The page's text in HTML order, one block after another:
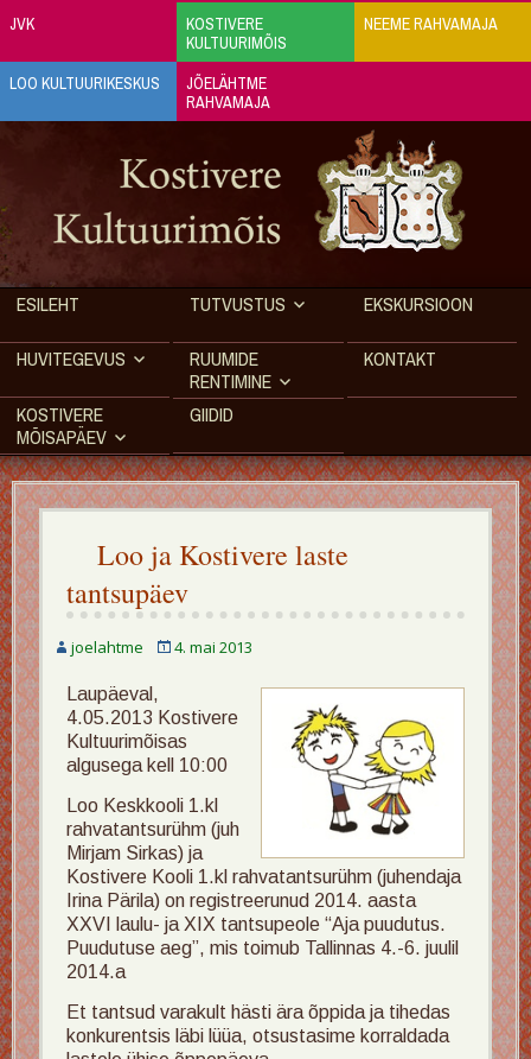
JVK
KOSTIVERE
KULTUURIMÕIS
NEEME RAHVAMAJA
LOO KULTUURIKESKUS
JÕELÄHTME
RAHVAMAJA
ESILEHT TUTVUSTUS EKSKURSIOON
HUVITEGEVUS
RUUMIDE
RENTIMINE
KONTAKT
KOSTIVERE
MÕISAPÄEV
GIIDID
Loo ja Kostivere laste
tantsupäev
joelahtme 4. mai 2013
Laupäeval,
4.05.2013 Kostivere
Kultuurimõisas
algusega kell 10:00
Loo Keskkooli 1.kl
rahvatantsurühm (juh
Mirjam Sirkas) ja
Kostivere Kooli 1.kl rahvatantsurühm (juhendaja
Irina Pärila) on registreerunud 2014. aasta
XXVI laulu- ja XIX tantsupeole “Aja puudutus.
Puudutuse aeg”, mis toimub Tallinnas 4.-6. juulil
2014.a
Et tantsud varakult hästi ära õppida ja tihedas
konkurentsis läbi lüüa, otsustasime korraldada